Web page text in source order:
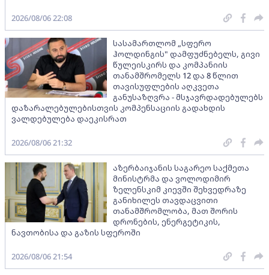
2026/08/06 22:08
სასამართლომ „სფერო
ჰოლდინგის" დამფუძნებელს, გივი
წულეისკირს და კომპანიის
თანამშრომელს 12 და 8 წლით
თავისუფლების აღკვეთა
განუსაზღვრა - მსჯავრდადებულებს
დაზარალებულებისთვის კომპენსაციის გადახდის
ვალდებულება დაეკისრათ
2026/08/06 21:32
აზერბაიჯანის საგარეო საქმეთა
მინისტრმა და ვოლოდიმირ
ზელენსკიმ კიევში შეხვედრაზე
განიხილეს თავდაცვითი
თანამშრომლობა, მათ შორის
დრონების, ენერგეტიკის,
ნავთობისა და გაზის სფეროში
2026/08/06 21:54